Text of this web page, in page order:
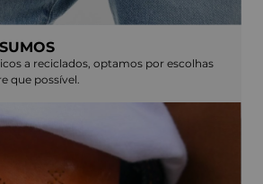
a reciclados, optamos por escolhas
que possível.